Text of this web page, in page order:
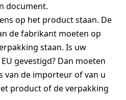
document.
op het product staan. De
de fabrikant moeten op
staan. Is uw
gevestigd? Dan moeten
van de importeur of van u
product of de verpakking